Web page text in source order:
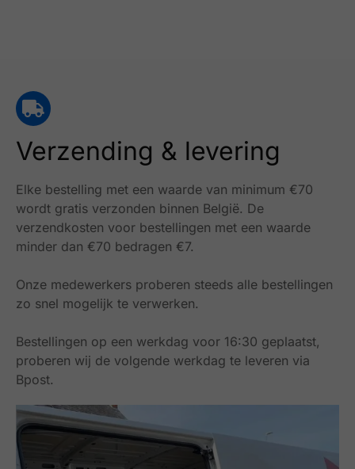
Verzending & levering
Elke bestelling met een waarde van minimum €70
wordt gratis verzonden binnen België. De
verzendkosten voor bestellingen met een waarde
minder dan €70 bedragen €7.
Onze medewerkers proberen steeds alle bestellingen
zo snel mogelijk te verwerken.
Bestellingen op een werkdag voor 16:30 geplaatst,
proberen wij de volgende werkdag te leveren via
Bpost.